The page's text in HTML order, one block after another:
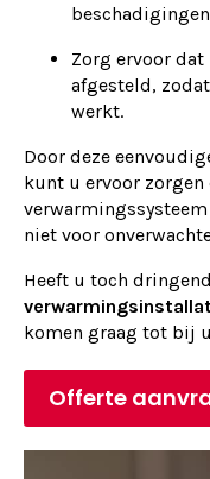
Zorg ervoor
afgesteld,
werkt.
Door deze
kunt u ervoor
niet voor
Heeft u toch
komen graag tot bij
Offerte